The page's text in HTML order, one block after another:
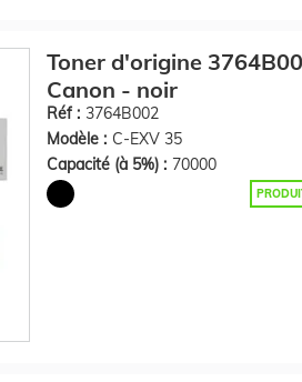
Toner d'origine
Canon - noir
Réf : 3764B002
Modèle : C-EXV 35
Capacité (à 5%) : 70000